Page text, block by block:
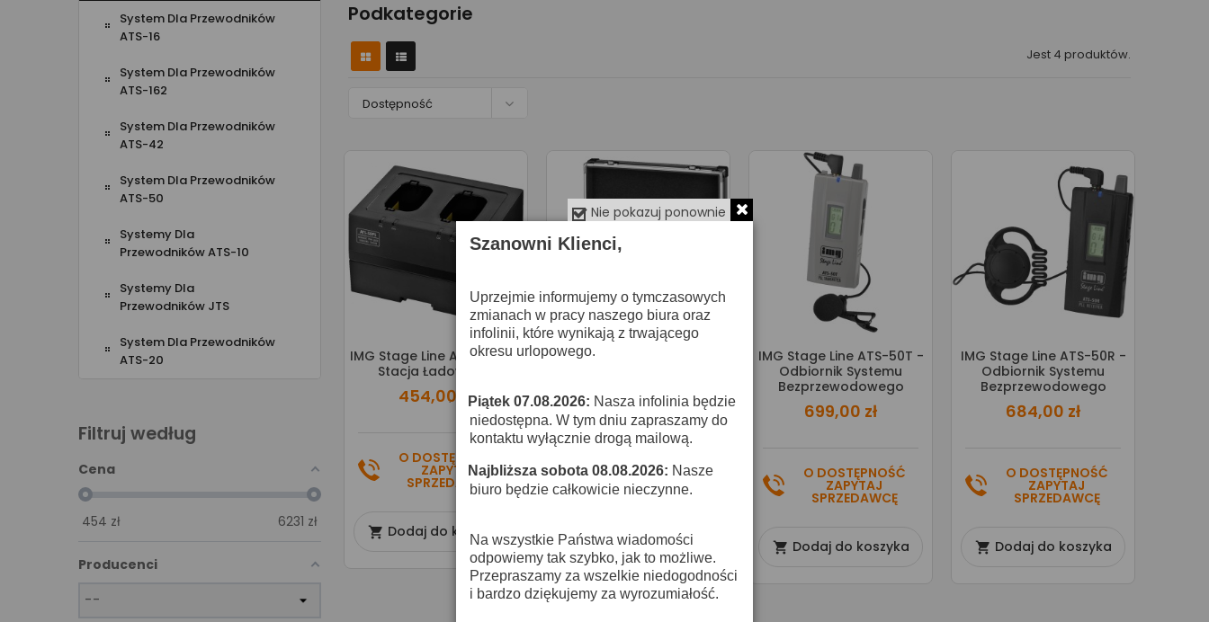
System Dla Przewodników
ATS-16
System Dla Przewodników
ATS-162
System Dla Przewodników
ATS-42
System Dla Przewodników
ATS-50
Systemy Dla
Przewodników ATS-10
Systemy Dla
Przewodników JTS
System Dla Przewodników
ATS-20
Filtruj według
Cena
454 zł 6231 zł
Producenci
Podkategorie
Jest 4 produktów.
Dostępność 
IMG Stage Line ATS-50PS -
Stacja Ładowania
454,00 zł
O DOSTĘPNOŚĆ
ZAPYTAJ
SPRZEDAWCĘ
 Dodaj do koszyka
Monacor ATS-25C -
6 231,00 zł
O DOSTĘPNOŚĆ
ZAPYTAJ
SPRZEDAWCĘ
 Dodaj do koszyka
IMG Stage Line ATS-50T -
Odbiornik Systemu
Bezprzewodowego
699,00 zł
O DOSTĘPNOŚĆ
ZAPYTAJ
SPRZEDAWCĘ
 Dodaj do koszyka
IMG Stage Line ATS-50R -
Odbiornik Systemu
Bezprzewodowego
684,00 zł
O DOSTĘPNOŚĆ
ZAPYTAJ
SPRZEDAWCĘ
 Dodaj do koszyka
Nie pokazuj ponownie
Szanowni Klienci,
Uprzejmie informujemy o tymczasowych
zmianach w pracy naszego biura oraz
infolinii, które wynikają z trwającego
okresu urlopowego.
· Piątek 07.08.2026: Nasza infolinia będzie
niedostępna. W tym dniu zapraszamy do
kontaktu wyłącznie drogą mailową.
· Najbliższa sobota 08.08.2026: Nasze
biuro będzie całkowicie nieczynne.
Na wszystkie Państwa wiadomości
odpowiemy tak szybko, jak to możliwe.
Przepraszamy za wszelkie niedogodności
i bardzo dziękujemy za wyrozumiałość.